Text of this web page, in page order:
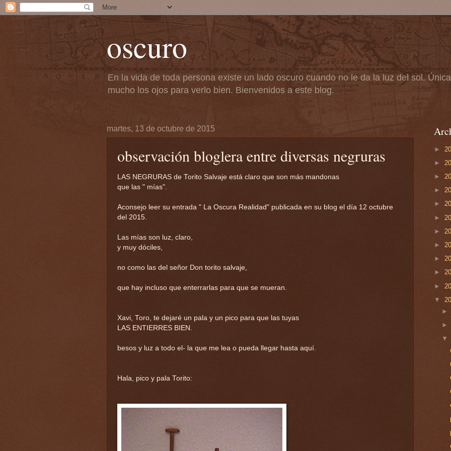
oscuro
En la vida de toda persona existe un lado oscuro cuando no le da la luz del sol.
mucho los ojos para verlo bien. Bienvenidos a este blog.
martes, 13 de octubre de 2015
observación bloglera entre diversas negruras
LAS NEGRURAS de Torito Salvaje está claro que son más mandonas
que las " mías".
Aconsejo leer su entrada " La Oscura Realidad" publicada en su blog el día 12 octubre
del 2015.
Las mías son luz, claro,
y muy dóciles,
no como las del señor Don torito salvaje,
que hay incluso que enterrarlas para que se mueran.
Xavi, Toro, te dejaré un pala y un pico para que las tuyas
LAS ENTIERRES BIEN.
besos y luz a todo el- la que me lea o pueda llegar hasta aquí.
Hala, pico y pala Torito:
►
►
►
►
►
►
►
►
►
►
►
▼